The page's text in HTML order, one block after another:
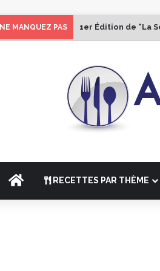
NE MANQUEZ PAS 1er Édition de “La
ACCUEILRECETTES PAR THÈME